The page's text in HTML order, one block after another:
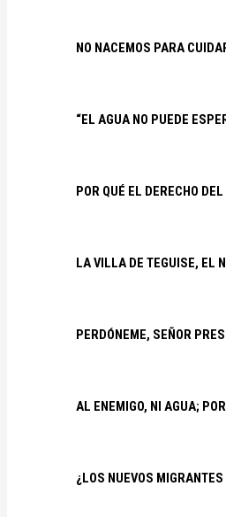
NO NACEMOS PARA
“EL AGUA NO PUEDE
POR QUÉ EL DERECHO
LA VILLA DE TEGUISE, EL
PERDÓNEME, SEÑOR
AL ENEMIGO, NI AGUA;
¿LOS NUEVOS